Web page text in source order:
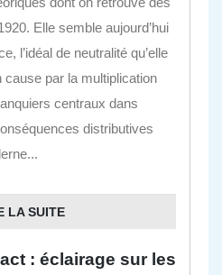
Elle semble aujourd’hui
l’idéal de neutralité qu’elle
par la multiplication
centraux dans
distributives
LA SUITE
: éclairage sur les